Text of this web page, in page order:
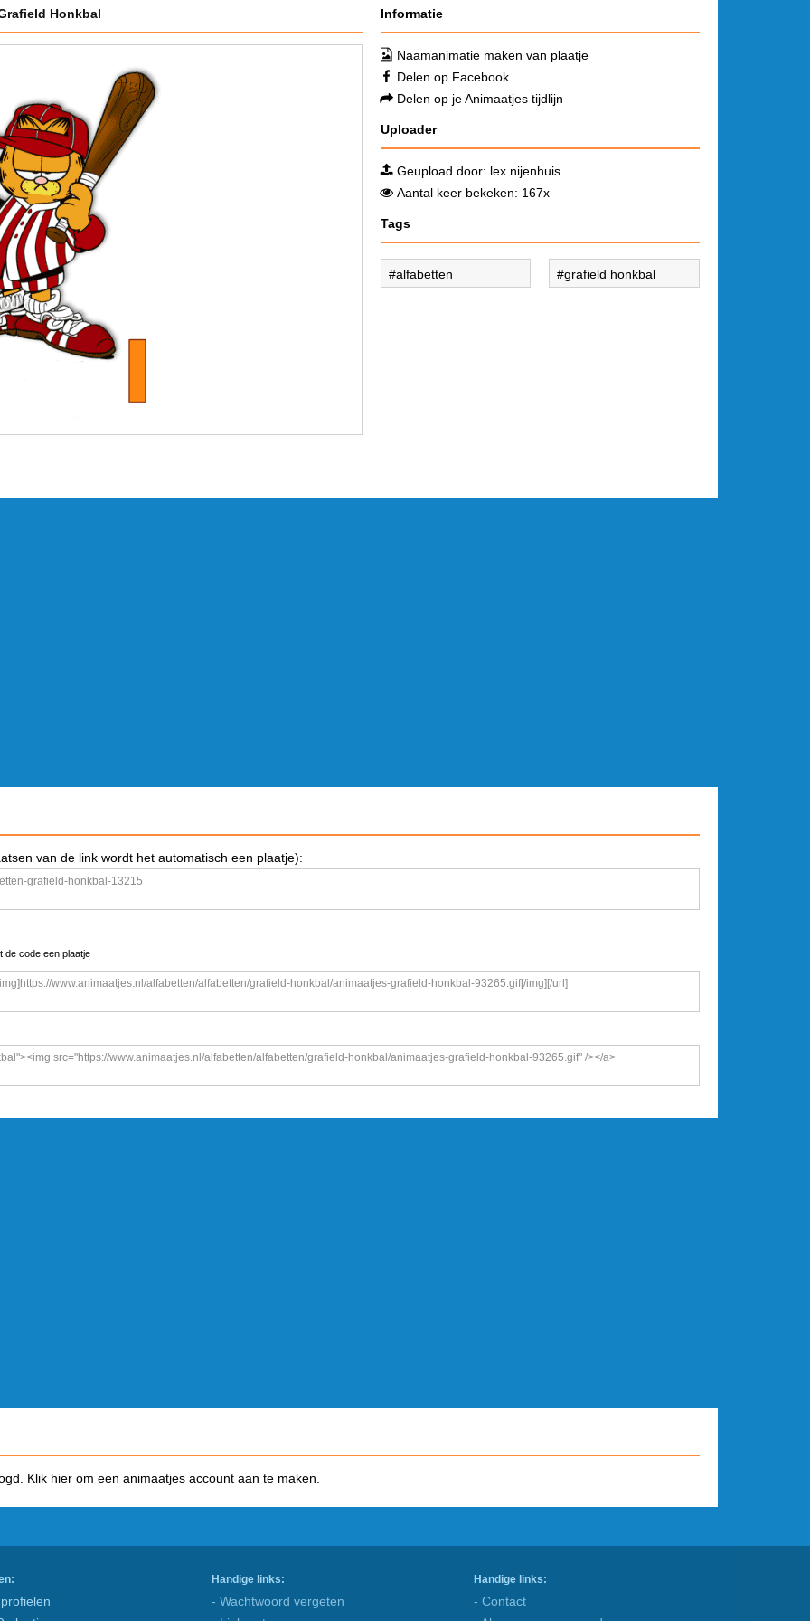
Honkbal Informatie
Naamanimatie maken van plaatje
Delen op Facebook
Delen op je Animaatjes tijdlijn
Uploader
Geupload door: lex nijenhuis
Aantal keer bekeken: 167x
Tags
alfabetten grafield honkbal
van de link wordt het automatisch een plaatje):
de code een plaatje
Klik hier om een animaatjes account aan te maken.
Handige links:
- Wachtwoord vergeten
Handige links:
- Contact